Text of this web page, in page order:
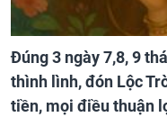
Đúng 3 ngày 7,8, 9
thình lình, đón Lộc
tiền, mọi điều thuận